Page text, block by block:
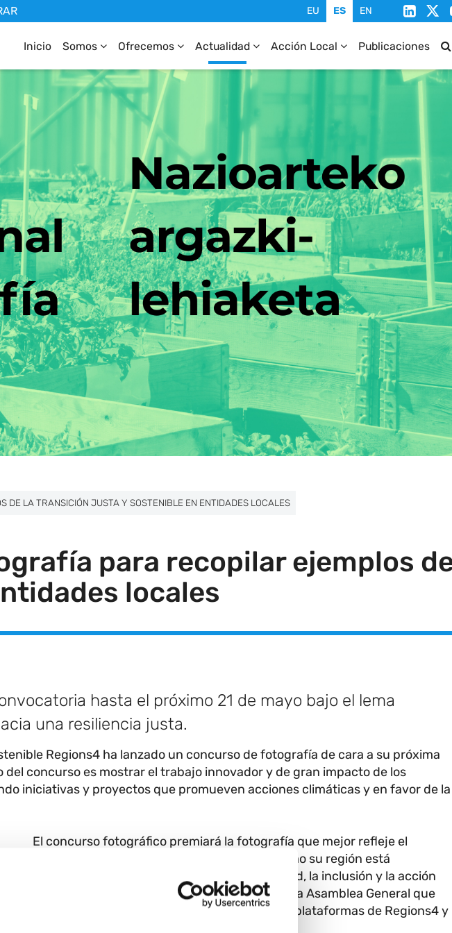
Inicio Somos Ofrecemos Actualidad Acción Local Publicaciones
DE LA TRANSICIÓN JUSTA Y SOSTENIBLE EN ENTIDADES LOCALES
para recopilar ejemplos
locales
hasta el próximo 21 de mayo bajo el lema
una resiliencia justa.
Regions4 ha lanzado un concurso de fotografía de cara a su próxima
del concurso es mostrar el trabajo innovador y de gran impacto de los
iniciativas y proyectos que promueven acciones climáticas y en favor de la
El concurso fotográfico premiará la fotografía que mejor refleje el
concepto de resiliencia justa, destacando cómo su región está
construyendo resiliencia a través de la equidad, la inclusión y la acción
sostenible. La foto ganadora se anunciará en la Asamblea General que
tendrá lugar el 19 de junio, y aparecerá en las plataformas de Regions4 y
de Brasil.